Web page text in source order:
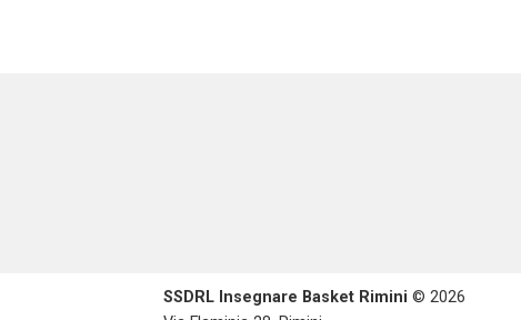
SSDRL Insegnare Basket Rimini © 2026